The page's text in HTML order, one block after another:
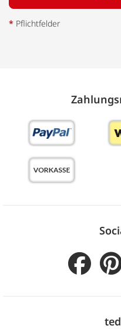
* Pflichtfelder